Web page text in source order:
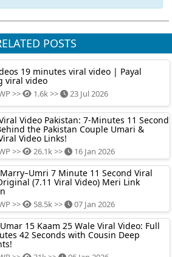
POSTS
19 minutes viral video | Payal
viral video
>> 1.6k >> 23 Jul 2026
Video Pakistan: 7-Minutes 11 Second
the Pakistan Couple Umari &
Video Links!
>> 26.1k >> 16 Jan 2026
7 Minute 11 Second Viral
(7.11 Viral Video) Meri Link
>> 58.5k >> 07 Jan 2026
15 Kaam 25 Wale Viral Video: Full
42 Seconds with Cousin Deep